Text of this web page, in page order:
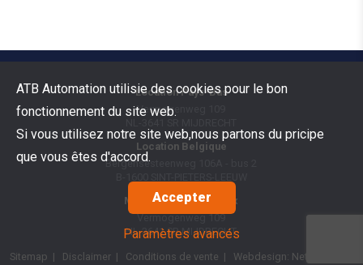
Location Pays-Bas
Vermogenweg 109
Location Belgique
Bergensesteenweg 106A - bus 2
Marchandises Benelux
Vermogenweg 109
NL-3641 SRMIJDRECHT
Sitemap | Disclaimer | Conditions de vente | Webdesign: Netsquare
ATB Automation utilisie des cookies pour le bon
fonctionnement du site web.
Si vous utilisez notre site web,nous partons du pricipe
que vous êtes d'accord.
Accepter
Paramètres avancés